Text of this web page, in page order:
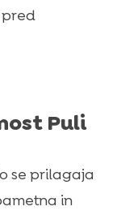
pred
Puli
se prilagaja
in